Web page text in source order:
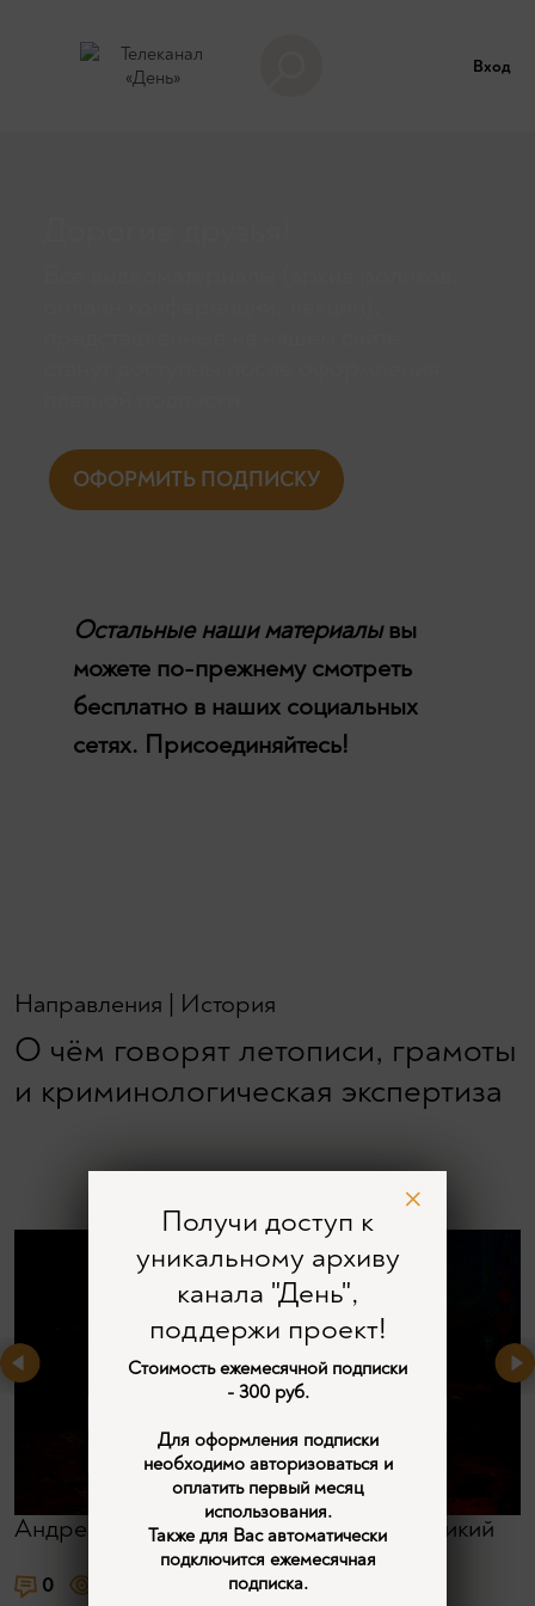
Вход
ОФОРМИТЬ ПОДПИСКУ
Остальные наши материалывы
можете по-прежнему смотреть
бесплатно в наших социальных
сетях. Присоединяйтесь!
Направления История
О чём говорят летописи, грамоты
и криминологическая экспертиза
Андрей Фефелов,Василий Бойко-Великий
0
Получи доступ к
уникальному архиву
канала "День",
поддержи проект!
Стоимость ежемесячной подписки
- 300 руб.
Для оформления подписки
необходимо авторизоваться и
оплатить первый месяц
использования.
Также для Вас автоматически
подключится ежемесячная
подписка.